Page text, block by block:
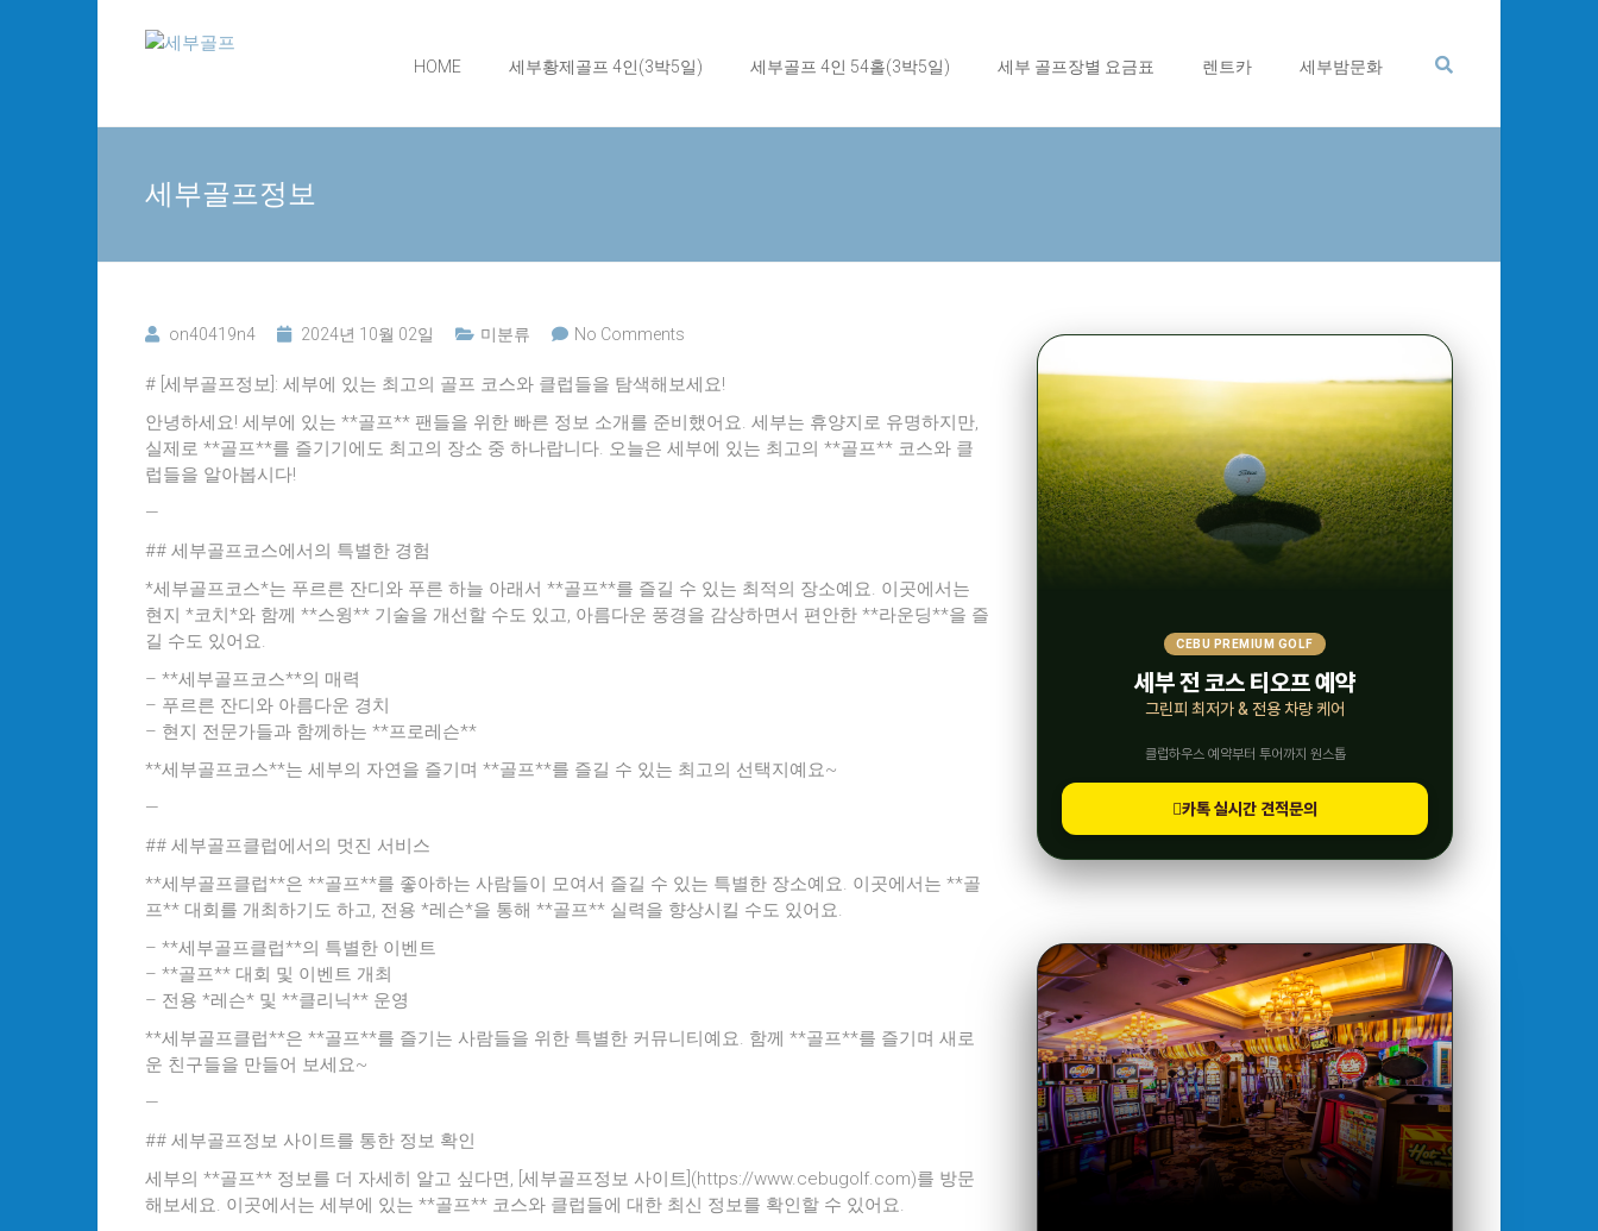
세
프
24
무
료
담
HOME 세부황제골프 4인(3박5일) 세부골프 4인 54홀(3박5일) 세부 골프장별 요금표 렌트카 세부밤문화
세부골프정보
on40419n4 2024년 10월 02일 미분류 No Comments
# [세부골프정보]: 세부에 있는 최고의 골프 코스와 클럽들을 탐색해보세요!
안녕하세요! 세부에 있는 **골프** 팬들을 위한 빠른 정보 소개를 준비했어요. 세부는 휴양지로 유명하지만,
실제로 **골프**를 즐기기에도 최고의 장소 중 하나랍니다. 오늘은 세부에 있는 최고의 **골프** 코스와 클
럽들을 알아봅시다!
—
## 세부골프코스에서의 특별한 경험
*세부골프코스*는 푸르른 잔디와 푸른 하늘 아래서 **골프**를 즐길 수 있는 최적의 장소예요. 이곳에서는
현지 *코치*와 함께 **스윙** 기술을 개선할 수도 있고, 아름다운 풍경을 감상하면서 편안한 **라운딩**을 즐
길 수도 있어요.
– **세부골프코스**의 매력
– 푸르른 잔디와 아름다운 경치
– 현지 전문가들과 함께하는 **프로레슨**
**세부골프코스**는 세부의 자연을 즐기며 **골프**를 즐길 수 있는 최고의 선택지예요~
—
## 세부골프클럽에서의 멋진 서비스
**세부골프클럽**은 **골프**를 좋아하는 사람들이 모여서 즐길 수 있는 특별한 장소예요. 이곳에서는 **골
프** 대회를 개최하기도 하고, 전용 *레슨*을 통해 **골프** 실력을 향상시킬 수도 있어요.
– **세부골프클럽**의 특별한 이벤트
– **골프** 대회 및 이벤트 개최
– 전용 *레슨* 및 **클리닉** 운영
**세부골프클럽**은 **골프**를 즐기는 사람들을 위한 특별한 커뮤니티예요. 함께 **골프**를 즐기며 새로
운 친구들을 만들어 보세요~
—
## 세부골프정보 사이트를 통한 정보 확인
세부의 **골프** 정보를 더 자세히 알고 싶다면, [세부골프정보 사이트](https://www.cebugolf.com)를 방문
해보세요. 이곳에서는 세부에 있는 **골프** 코스와 클럽들에 대한 최신 정보를 확인할 수 있어요.
CEBU PREMIUM GOLF
세부 전 코스 티오프 예약
그린피 최저가 & 전용 차량 케어
클럽하우스 예약부터 투어까지 원스톱
카톡 실시간 견적문의